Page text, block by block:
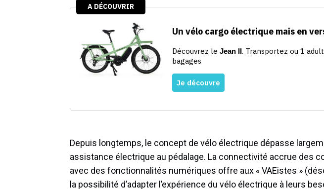
Depuis longtemps, le concept de vélo électrique dépasse
assistance électrique au pédalage. La connectivité accrue des
avec des fonctionnalités numériques offre aux « VAEistes »
la possibilité d’adapter l’expérience du vélo électrique à leurs